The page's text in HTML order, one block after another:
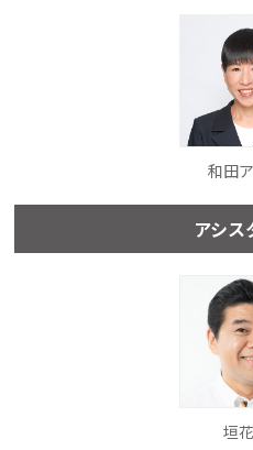
和田
アシス
垣